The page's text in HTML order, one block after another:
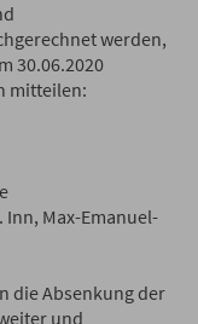
werden,
30.06.2020
mitteilen:
Inn, Max-Emanuel-
die Absenkung der
und